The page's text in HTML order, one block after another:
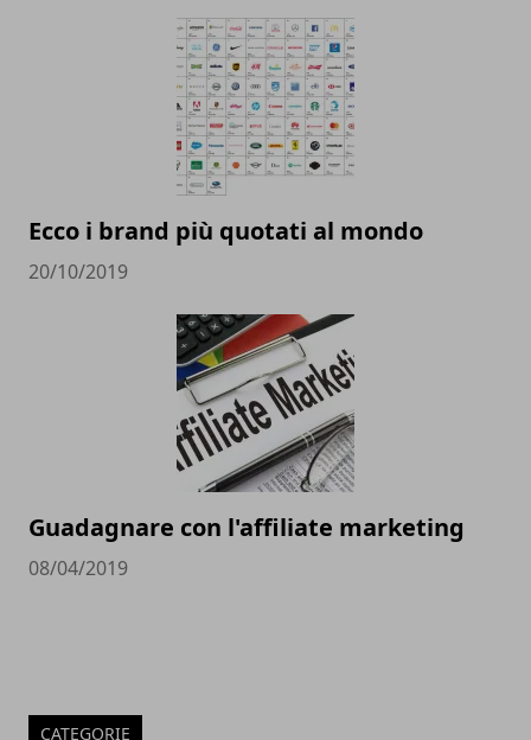
Ecco i brand più quotati al mondo
20/10/2019
Guadagnare con l'affiliate marketing
08/04/2019
CATEGORIE